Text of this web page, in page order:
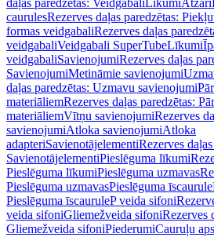
daļas paredzētas: Veidgabali LīkumiAtzari
caurulesRezerves daļas paredzētas:
formas veidgabaliRezerves daļas
veidgabaliVeidgabali SuperTubeLīkumi
veidgabaliSavienojumiRezerves daļas
SavienojumiMetināmie savienojumi
daļas paredzētas: Uzmavu savienojumi
materiāliemRezerves daļas paredzētas:
materiāliemVītņu savienojumiRezerves
savienojumiAtloka savienojumiAtloka
adapteriSavienotājelementiRezerves
SavienotājelementiPieslēguma līkumi
Pieslēguma līkumiPieslēguma uzmavas
Pieslēguma uzmavasPieslēguma īscaurule
Pieslēguma īscauruleP veida sifoni
veida sifoniGliemežveida sifoniRezerves
Gliemežveida sifoniPiederumiCauruļu